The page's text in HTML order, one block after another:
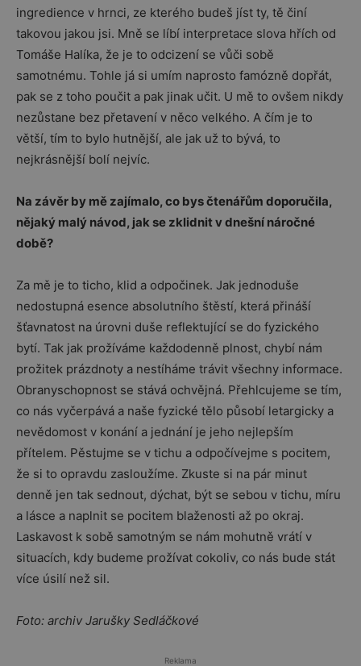
ingredience v hrnci, ze kterého budeš jíst ty, tě činí
takovou jakou jsi. Mně se líbí interpretace slova hřích od
Tomáše Halíka, že je to odcizení se vůči sobě
samotnému. Tohle já si umím naprosto famózně dopřát,
pak se z toho poučit a pak jinak učit. U mě to ovšem nikdy
nezůstane bez přetavení v něco velkého. A čím je to
větší, tím to bylo hutnější, ale jak už to bývá, to
nejkrásnější bolí nejvíc.
Na závěr by mě zajímalo, co bys čtenářům doporučila,
nějaký malý návod, jak se zklidnit v dnešní náročné
době?
Za mě je to ticho, klid a odpočinek. Jak jednoduše
nedostupná esence absolutního štěstí, která přináší
šťavnatost na úrovni duše reflektující se do fyzického
bytí. Tak jak prožíváme každodenně plnost, chybí nám
prožitek prázdnoty a nestíháme trávit všechny informace.
Obranyschopnost se stává ochvějná. Přehlcujeme se tím,
co nás vyčerpává a naše fyzické tělo působí letargicky a
nevědomost v konání a jednání je jeho nejlepším
přítelem. Pěstujme se v tichu a odpočívejme s pocitem,
že si to opravdu zasloužíme. Zkuste si na pár minut
denně jen tak sednout, dýchat, být se sebou v tichu, míru
a lásce a naplnit se pocitem blaženosti až po okraj.
Laskavost k sobě samotným se nám mohutně vrátí v
situacích, kdy budeme prožívat cokoliv, co nás bude stát
více úsilí než sil.
Foto: archiv Jarušky Sedláčkové
Reklama